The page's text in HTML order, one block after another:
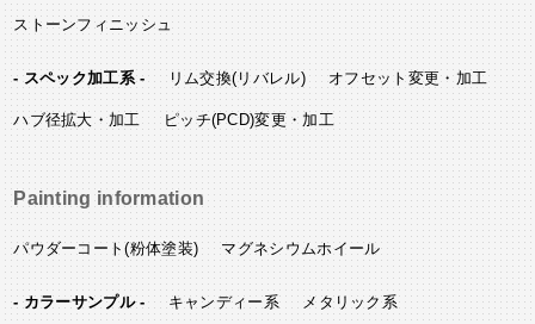
ストーンフィニッシュ
- スペック加工系 - リム交換(リバレル) オフセット変更・加工
ハブ径拡大・加工 ピッチ(PCD)変更・加工
Painting information
パウダーコート(粉体塗装) マグネシウムホイール
- カラーサンプル - キャンディー系 メタリック系